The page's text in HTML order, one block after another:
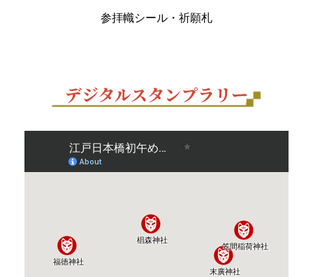
参拝幟シール・祈願札
デジタルスタンプラリー